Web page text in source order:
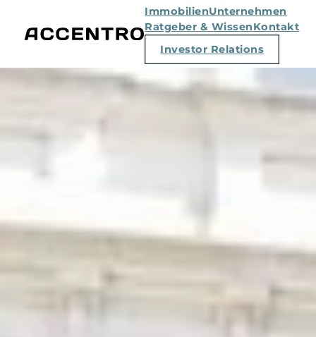
ImmobilienUnternehmen
Ratgeber & WissenKontakt
Investor Relations